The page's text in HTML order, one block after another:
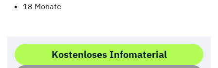
18 Monate
Kostenloses Infomaterial